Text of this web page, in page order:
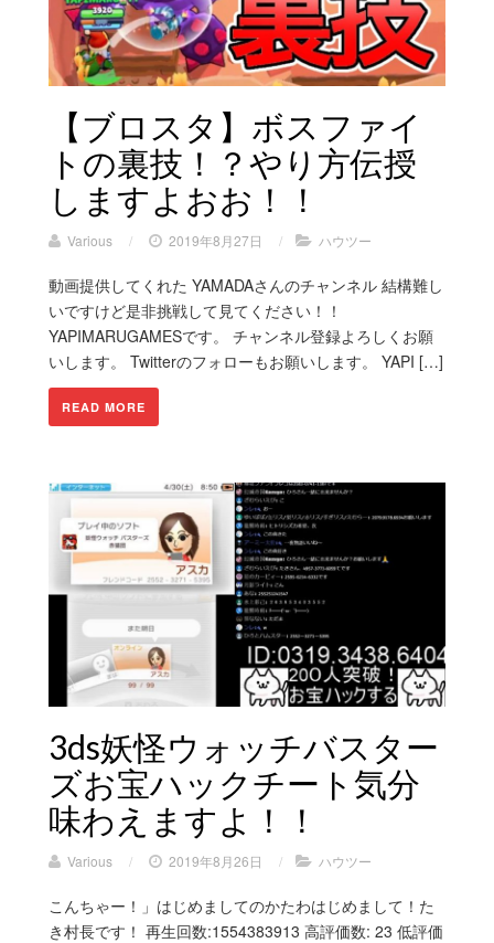
【ブロスタ】ボスファイ
トの裏技！？やり方伝授
しますよおお！！
Various / 2019年8月27日 / ハウツー
動画提供してくれた YAMADAさんのチャンネル 結構難し
いですけど是非挑戦して見てください！！
YAPIMARUGAMESです。 チャンネル登録よろしくお願
いします。 Twitterのフォローもお願いします。 YAPI […]
READ MORE
3ds妖怪ウォッチバスター
ズお宝ハックチート気分
味わえますよ！！
Various / 2019年8月26日 / ハウツー
こんちゃー！」はじめましてのかたわはじめまして！た
き村長です！ 再生回数:1554383913 高評価数: 23 低評価